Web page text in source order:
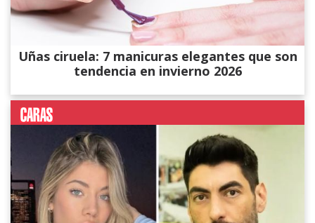
Uñas ciruela: 7 manicuras elegantes que son
tendencia en invierno 2026